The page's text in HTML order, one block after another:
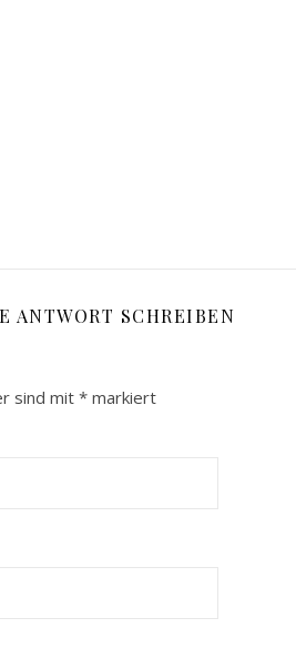
ANTWORT SCHREIBEN
sind mit * markiert